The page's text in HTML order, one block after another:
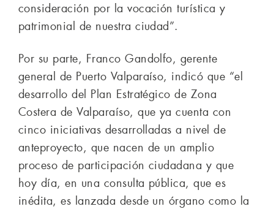
consideración por la vocación turística y
patrimonial de nuestra ciudad”.
Por su parte, Franco Gandolfo, gerente
general de Puerto Valparaíso, indicó que “el
desarrollo del Plan Estratégico de Zona
Costera de Valparaíso, que ya cuenta con
cinco iniciativas desarrolladas a nivel de
anteproyecto, que nacen de un amplio
proceso de participación ciudadana y que
hoy día, en una consulta pública, que es
inédita, es lanzada desde un órgano como la